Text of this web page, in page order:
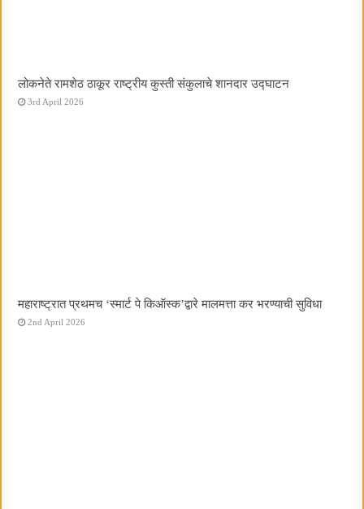
लोकनेते रामशेठ ठाकूर राष्ट्रीय कुस्ती संकुलाचे शानदार उद्घाटन
3rd April 2026
महाराष्ट्रात प्रथमच ‌‘स्मार्ट पे किऑस्क‌’द्वारे मालमत्ता कर भरण्याची सुविधा
2nd April 2026